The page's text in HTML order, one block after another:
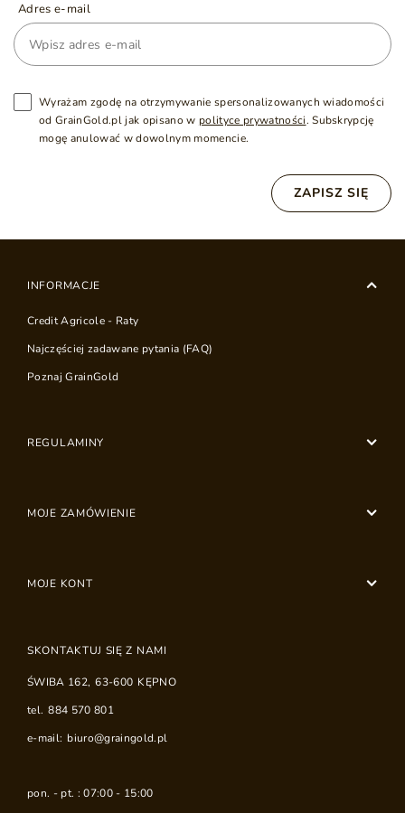
Adres e-mail
Wyrażam zgodę na otrzymywanie spersonalizowanych wiadomości
od GrainGold.pl jak opisano w polityce prywatności. Subskrypcję
mogę anulować w dowolnym momencie.
ZAPISZ SIĘ
INFORMACJE
Credit Agricole - Raty
Najczęściej zadawane pytania (FAQ)
Poznaj GrainGold
REGULAMINY
MOJE ZAMÓWIENIE
MOJE KONT
SKONTAKTUJ SIĘ Z NAMI
ŚWIBA 162, 63-600 KĘPNO
tel. 884 570 801
e-mail: biuro@graingold.pl
pon. - pt. : 07:00 - 15:00